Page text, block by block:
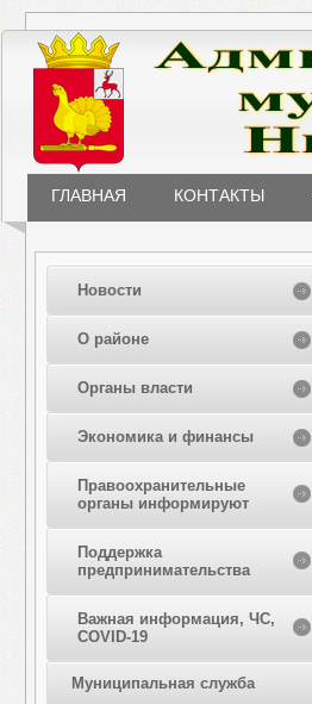
ГЛАВНАЯ КОНТАКТЫ
Новости
О районе
Органы власти
Экономика и финансы
Правоохранительные
органы информируют
Поддержка
предпринимательства
Важная информация, ЧС,
COVID-19
Муниципальная служба